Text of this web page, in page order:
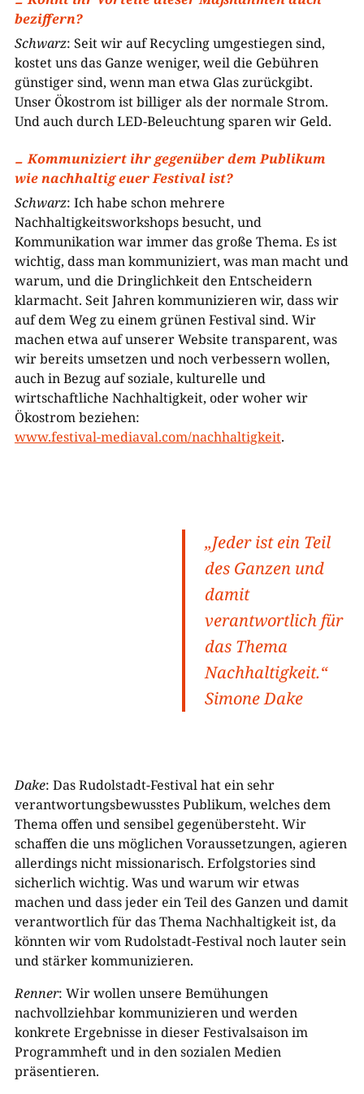
beziffern?
Schwarz: Seit wir auf Recycling umgestiegen sind,
kostet uns das Ganze weniger, weil die Gebühren
günstiger sind, wenn man etwa Glas zurückgibt.
Unser Ökostrom ist billiger als der normale Strom.
Und auch durch LED-Beleuchtung sparen wir Geld.
Kommuniziert ihr gegenüber dem Publikum
wie nachhaltig euer Festival ist?
Schwarz: Ich habe schon mehrere
Nachhaltigkeitsworkshops besucht, und
Kommunikation war immer das große Thema. Es ist
wichtig, dass man kommuniziert, was man macht und
warum, und die Dringlichkeit den Entscheidern
klarmacht. Seit Jahren kommunizieren wir, dass wir
auf dem Weg zu einem grünen Festival sind. Wir
machen etwa auf unserer Website transparent, was
wir bereits umsetzen und noch verbessern wollen,
auch in Bezug auf soziale, kulturelle und
wirtschaftliche Nachhaltigkeit, oder woher wir
Ökostrom beziehen:
www.festival-mediaval.com/nachhaltigkeit.
„Jeder ist ein Teil
des Ganzen und
damit
verantwortlich für
das Thema
Nachhaltigkeit.“
Simone Dake
Dake: Das Rudolstadt-Festival hat ein sehr
verantwortungsbewusstes Publikum, welches dem
Thema offen und sensibel gegenübersteht. Wir
schaffen die uns möglichen Voraussetzungen, agieren
allerdings nicht missionarisch. Erfolgstories sind
sicherlich wichtig. Was und warum wir etwas
machen und dass jeder ein Teil des Ganzen und damit
verantwortlich für das Thema Nachhaltigkeit ist, da
könnten wir vom Rudolstadt-Festival noch lauter sein
und stärker kommunizieren.
Renner: Wir wollen unsere Bemühungen
nachvollziehbar kommunizieren und werden
konkrete Ergebnisse in dieser Festivalsaison im
Programmheft und in den sozialen Medien
präsentieren.